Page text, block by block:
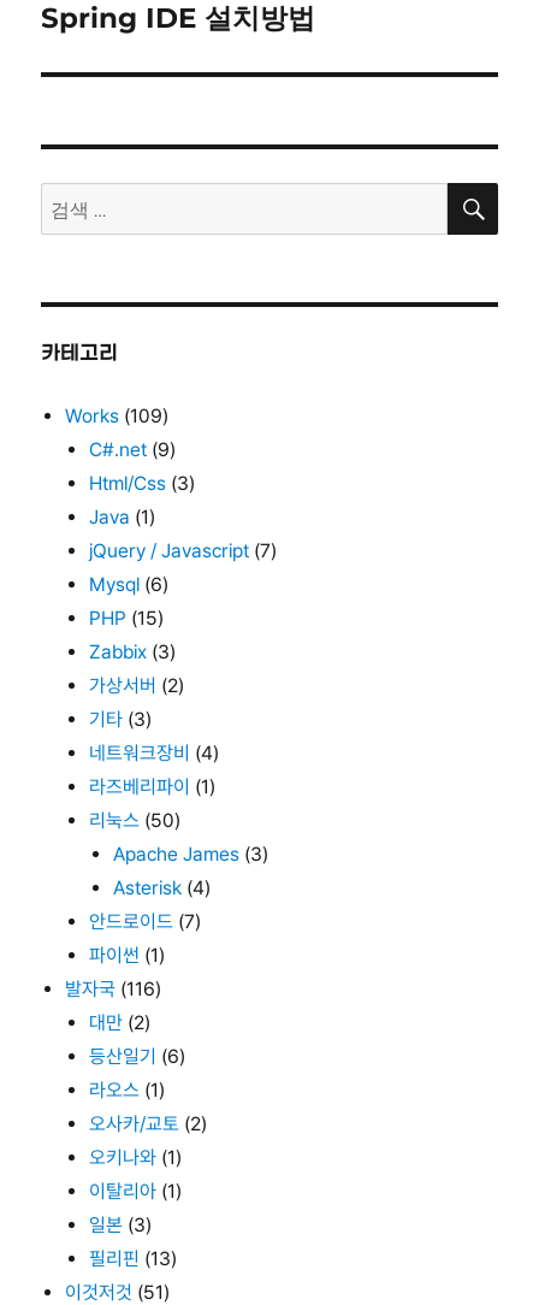
음
Spring IDE 설치방법
검
색:
검
카테고리
Works (109)
C#.net (9)
Html/Css (3)
Java (1)
jQuery / Javascript (7)
Mysql (6)
PHP (15)
Zabbix (3)
가상서버 (2)
기타 (3)
네트워크장비 (4)
라즈베리파이 (1)
리눅스 (50)
Apache James (3)
Asterisk (4)
안드로이드 (7)
파이썬 (1)
발자국 (116)
대만 (2)
등산일기 (6)
라오스 (1)
오사카/교토 (2)
오키나와 (1)
이탈리아 (1)
일본 (3)
필리핀 (13)
이것저것 (51)